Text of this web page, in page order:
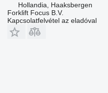
Hollandia, Haaksbergen
Forklift Focus B.V.
Kapcsolatfelvétel az eladóval